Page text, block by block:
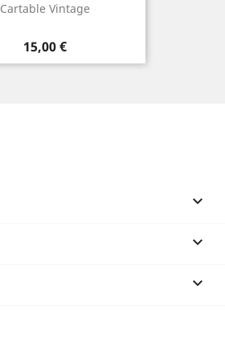
Cartable Vintage
Prix
15,00 €


